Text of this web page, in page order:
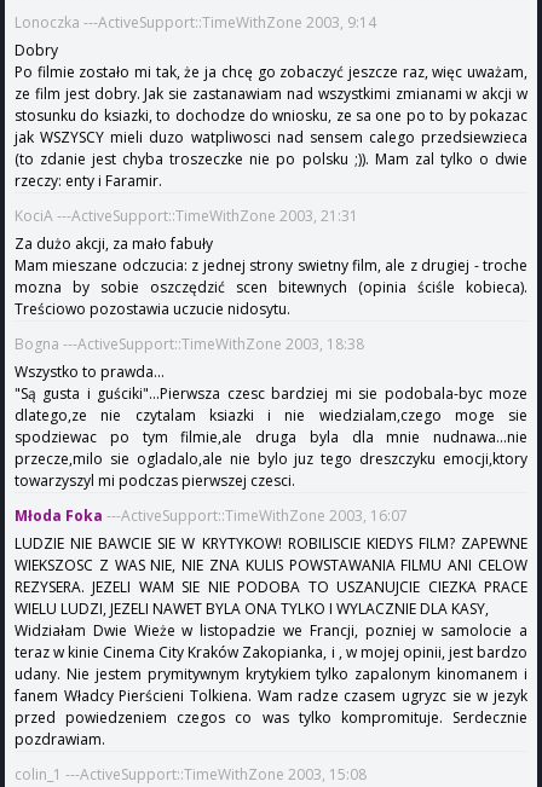
Lonoczka ---ActiveSupport::TimeWithZone 2003, 9:14
Dobry
Po filmie zostało mi tak, że ja chcę go zobaczyć jeszcze raz, więc uważam,
ze film jest dobry. Jak sie zastanawiam nad wszystkimi zmianami w akcji w
stosunku do ksiazki, to dochodze do wniosku, ze sa one po to by pokazac
jak WSZYSCY mieli duzo watpliwosci nad sensem calego przedsiewzieca
(to zdanie jest chyba troszeczke nie po polsku ;)). Mam zal tylko o dwie
rzeczy: enty i Faramir.
KociA ---ActiveSupport::TimeWithZone 2003, 21:31
Za dużo akcji, za mało fabuły
Mam mieszane odczucia: z jednej strony swietny film, ale z drugiej - troche
mozna by sobie oszczędzić scen bitewnych (opinia ściśle kobieca).
Treściowo pozostawia uczucie nidosytu.
Bogna ---ActiveSupport::TimeWithZone 2003, 18:38
Wszystko to prawda...
"Są gusta i guściki"...Pierwsza czesc bardziej mi sie podobala-byc moze
dlatego,ze nie czytalam ksiazki i nie wiedzialam,czego moge sie
spodziewac po tym filmie,ale druga byla dla mnie nudnawa...nie
przecze,milo sie ogladalo,ale nie bylo juz tego dreszczyku emocji,ktory
towarzyszyl mi podczas pierwszej czesci.
Młoda Foka ---ActiveSupport::TimeWithZone 2003, 16:07
LUDZIE NIE BAWCIE SIE W KRYTYKOW! ROBILISCIE KIEDYS FILM? ZAPEWNE
WIEKSZOSC Z WAS NIE, NIE ZNA KULIS POWSTAWANIA FILMU ANI CELOW
REZYSERA. JEZELI WAM SIE NIE PODOBA TO USZANUJCIE CIEZKA PRACE
WIELU LUDZI, JEZELI NAWET BYLA ONA TYLKO I WYLACZNIE DLA KASY,
Widziałam Dwie Wieże w listopadzie we Francji, pozniej w samolocie a
teraz w kinie Cinema City Kraków Zakopianka, i , w mojej opinii, jest bardzo
udany. Nie jestem prymitywnym krytykiem tylko zapalonym kinomanem i
fanem Władcy Pierścieni Tolkiena. Wam radze czasem ugryzc sie w jezyk
przed powiedzeniem czegos co was tylko kompromituje. Serdecznie
pozdrawiam.
colin_1 ---ActiveSupport::TimeWithZone 2003, 15:08